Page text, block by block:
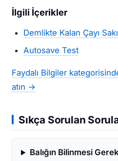
İlgili İçerikler
Demlikte Kalan Çayı
Autosave Test
Faydalı Bilgiler
atın →
Sıkça Sorulan
Balığın Bilinmesi